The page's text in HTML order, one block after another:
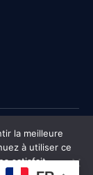
Don
la meilleure
à utiliser ce
satisfait.